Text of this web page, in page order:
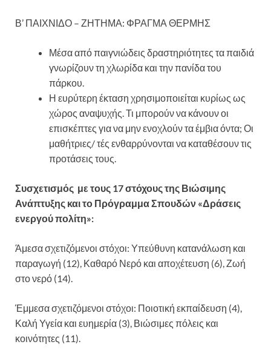
Β’ ΠΑΙΧΝΙΔΟ – ΖΗΤΗΜΑ: ΦΡΑΓΜΑ ΘΕΡΜΗΣ
Μέσα από παιγνιώδεις δραστηριότητες τα παιδιά
γνωρίζουν τη χλωρίδα και την πανίδα του
πάρκου.
Η ευρύτερη έκταση χρησιμοποιείται κυρίως ως
χώρος αναψυχής. Τι μπορούν να κάνουν οι
επισκέπτες για να μην ενοχλούν τα έμβια όντα; Οι
μαθήτριες/ τές ενθαρρύνονται να καταθέσουν τις
προτάσεις τους.
Συσχετισμός με τους 17 στόχους της Βιώσιμης
Ανάπτυξης και το Πρόγραμμα Σπουδών «Δράσεις
ενεργού πολίτη»:
Άμεσα σχετιζόμενοι στόχοι: Υπεύθυνη κατανάλωση και
παραγωγή (12), Καθαρό Νερό και αποχέτευση (6), Ζωή
στο νερό (14).
Έμμεσα σχετιζόμενοι στόχοι: Ποιοτική εκπαίδευση (4),
Καλή Υγεία και ευημερία (3), Βιώσιμες πόλεις και
κοινότητες (11).